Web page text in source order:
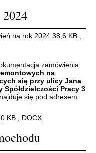
na rok 2024 38,6 KB
zamówienia
na
się przy ulicy Jana
Spółdzielczości Pracy 3
się pod adresem:
KB , DOCX